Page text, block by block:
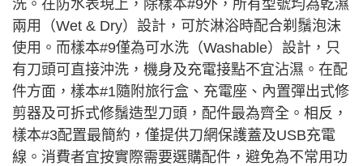
洗。在防水表現上，除樣本#9外，所有型號均為乾濕
兩用（Wet & Dry）設計，可於淋浴時配合剃鬚泡沫
使用。而樣本#9僅為可水洗（Washable）設計，只
有刀頭可直接沖洗，機身及充電接點不宜沾濕。在配
件方面，樣本#1隨附旅行盒、充電座、內置彈出式修
剪器及可拆式修鬚造型刀頭，配件最為齊全。相反，
樣本#3配置最簡約，僅提供刀網保護蓋及USB充電
線。消費者宜按實際需要選購配件，避免為不常用功